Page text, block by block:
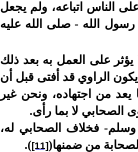
الناس اتباعه، ولم يجعل
الله - صلى الله عليه
على العمل به بعد ذلك
الراوي قد أفتى قبل أن
من اجتهاده، ونحن غير
الصحابي لا بما رأى.
فخلاف الصحابي له،
من ضمنها(
[11]
)
.